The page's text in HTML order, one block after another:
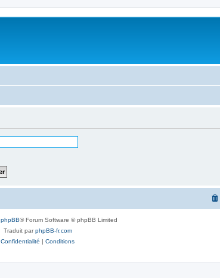
phpBB® Forum Software © phpBB Limited
Traduit parphpBB-fr.com
Confidentialité | Conditions